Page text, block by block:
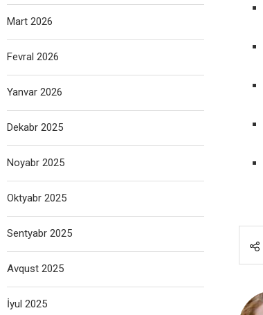
Mart 2026
Fevral 2026
Yanvar 2026
Dekabr 2025
Noyabr 2025
Oktyabr 2025
Sentyabr 2025
Avqust 2025
İyul 2025